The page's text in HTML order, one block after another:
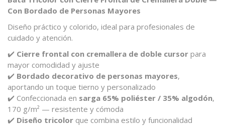
Con Bordado de Personas Mayores
Diseño práctico y colorido, ideal para profesionales de
cuidado y atención.
✔️ Cierre frontal con cremallera de doble cursor para
mayor comodidad y ajuste
✔️ Bordado decorativo de personas mayores,
aportando un toque tierno y personalizado
✔️ Confeccionada en sarga 65% poliéster / 35% algodón,
170 g/m² — resistente y cómoda
✔️ Diseño tricolor que combina estilo y funcionalidad